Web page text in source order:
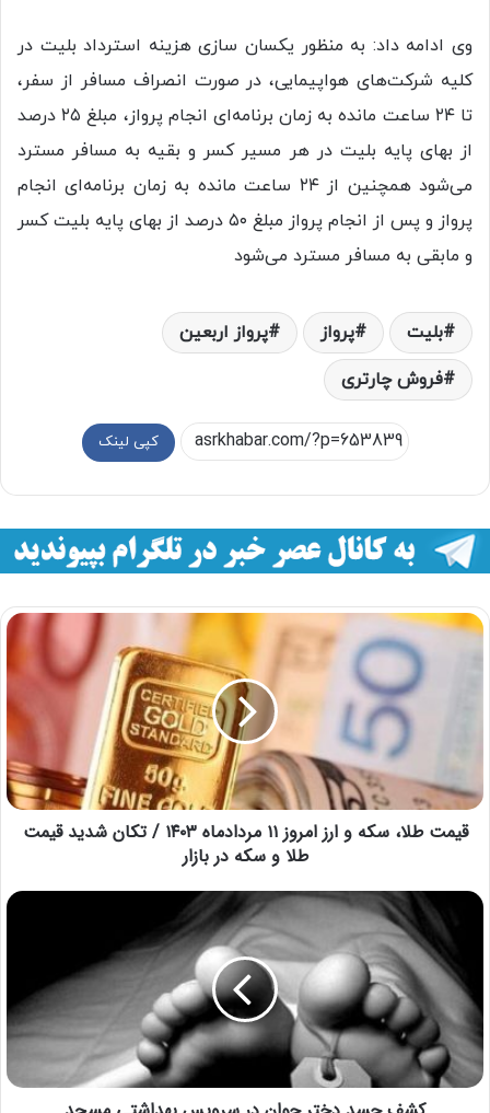
وی ادامه داد: به منظور یکسان سازی هزینه استرداد بلیت در
کلیه شرکت‌های هواپیمایی، در صورت انصراف مسافر از سفر،
تا ۲۴ ساعت مانده به زمان برنامه‌ای انجام پرواز، مبلغ ۲۵ درصد
از بهای پایه بلیت در هر مسیر کسر و بقیه به مسافر مسترد
می‌شود همچنین از ۲۴ ساعت مانده به زمان برنامه‌ای انجام
پرواز و پس از انجام پرواز مبلغ ۵۰ درصد از بهای پایه بلیت کسر
و مابقی به مسافر مسترد می‌شود
بلیت پرواز
پرواز اربعین
فروش چارتری
کپی لینک
قیمت طلا، سکه و ارز امروز ۱۱ مردادماه ۱۴۰۳ / تکان شدید قیمت
طلا و سکه در بازار